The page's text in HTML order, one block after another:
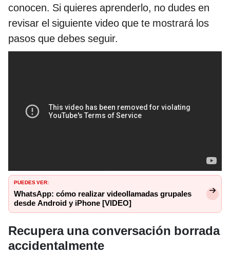
conocen. Si quieres aprenderlo, no dudes en
revisar el siguiente video que te mostrará los
pasos que debes seguir.
PUEDES VER:
WhatsApp: cómo realizar videollamadas grupales
desde Android y iPhone [VIDEO]
Recupera una conversación borrada
accidentalmente